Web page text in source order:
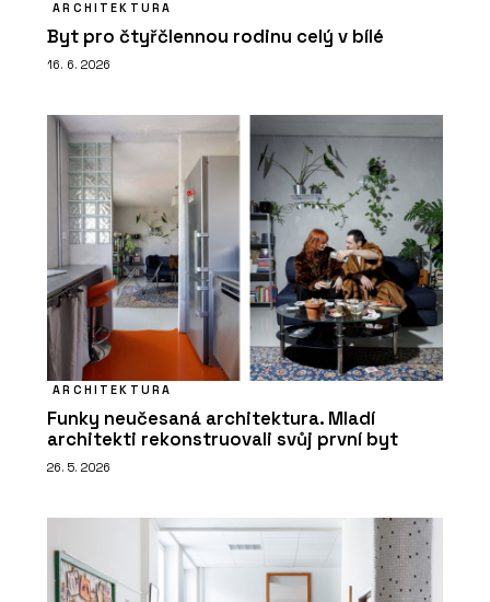
ARCHITEKTURA
Byt pro čtyřčlennou rodinu celý v bílé
16. 6. 2026
ARCHITEKTURA
Funky neučesaná architektura. Mladí
architekti rekonstruovali svůj první byt
26. 5. 2026